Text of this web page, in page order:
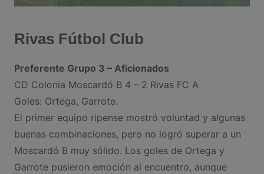
Rivas Fútbol Club
Preferente Grupo 3 – Aficionados
CD Colonia Moscardó B 4 – 2 Rivas FC A
Goles: Ortega, Garrote.
El primer equipo ripense mostró voluntad y algunas
buenas combinaciones, pero no logró superar a un
Moscardó B muy sólido. Los goles de Ortega y
Garrote pusieron emoción al encuentro, aunque